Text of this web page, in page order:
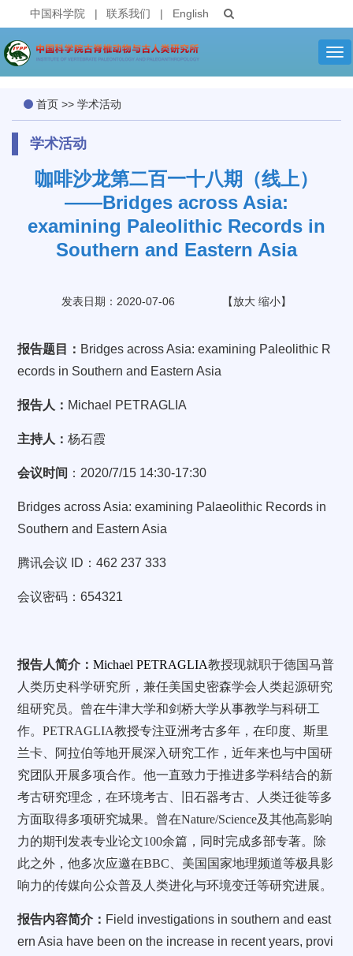
中国科学院 | 联系我们 | English
首页 >> 学术活动
学术活动
咖啡沙龙第二百一十八期（线上）
——Bridges across Asia:
examining Paleolithic Records in
Southern and Eastern Asia
发表日期：2020-07-06 【放大 缩小】
报告题目： Bridges across Asia: examining Paleolithic R
ecords in Southern and Eastern Asia
报告人： Michael PETRAGLIA
主持人：杨石霞
会议时间 ： 2020/7/15 14:30-17:30
Bridges across Asia: examining Palaeolithic Records in
Southern and Eastern Asia
腾讯会议 ID ：462 237 333
会议密码：654321
报告人简介：Michael PETRAGLIA教授现就职于德国马普
人类历史科学研究所，兼任美国史密森学会人类起源研究
组研究员。曾在牛津大学和剑桥大学从事教学与科研工
作。PETRAGLIA教授专注亚洲考古多年，在印度、斯里
兰卡、阿拉伯等地开展深入研究工作，近年来也与中国研
究团队开展多项合作。他一直致力于推进多学科结合的新
考古研究理念，在环境考古、旧石器考古、人类迁徙等多
方面取得多项研究城果。曾在Nature/Science及其他高影响
力的期刊发表专业论文100余篇，同时完成多部专著。除
此之外，他多次应邀在BBC 、美国国家地理频道等极具影
响力的传媒向公众普及人类进化与环境变迁等研究进展。
报告内容简介： Field investigations in southern and east
ern Asia have been on the increase in recent years, provi